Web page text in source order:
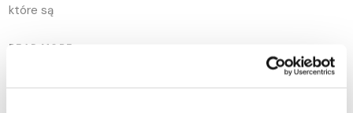
które są
READ MORE